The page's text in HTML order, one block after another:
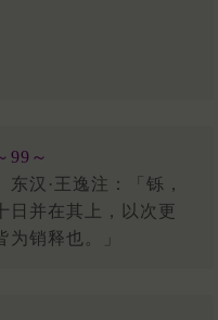
99～
东汉·王逸注：「铄，
日并在其上，以次更
销释也。」